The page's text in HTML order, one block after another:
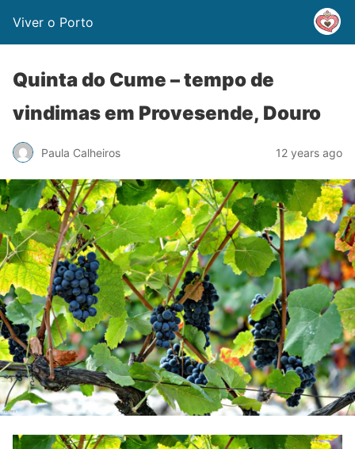
Viver o Porto
Quinta do Cume – tempo de
vindimas em Provesende, Douro
Paula Calheiros 12 years ago